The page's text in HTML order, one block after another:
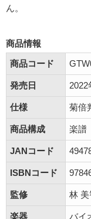
ん。
商品情報
商品コード
発売日 2022
仕様 菊倍
商品構成 楽譜
JANコード
ISBNコード
監修 林
楽器 バイ